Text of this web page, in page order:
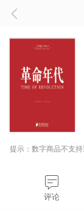
提示：数字商品不支
评论